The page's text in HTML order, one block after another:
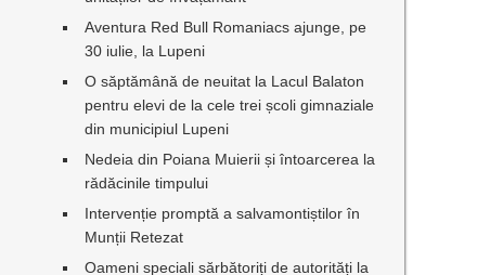
Aventura Red Bull Romaniacs ajunge, pe
30 iulie, la Lupeni
O săptămână de neuitat la Lacul Balaton
pentru elevi de la cele trei școli gimnaziale
din municipiul Lupeni
Nedeia din Poiana Muierii și întoarcerea la
rădăcinile timpului
Intervenție promptă a salvamontiștilor în
Munții Retezat
Oameni speciali sărbătoriți de autorități la